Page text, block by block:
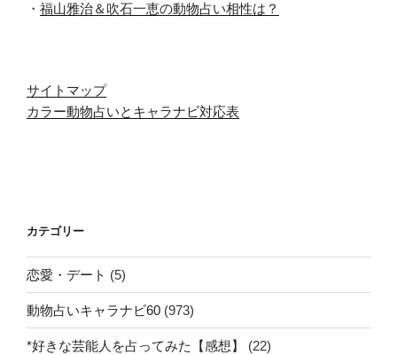
・ 福山雅治＆吹石一恵の動物占い相性は？
サイトマップ
カラー動物占いとキャラナビ対応表
カテゴリー
恋愛・デート (5)
動物占いキャラナビ60 (973)
*好きな芸能人を占ってみた【感想】 (22)